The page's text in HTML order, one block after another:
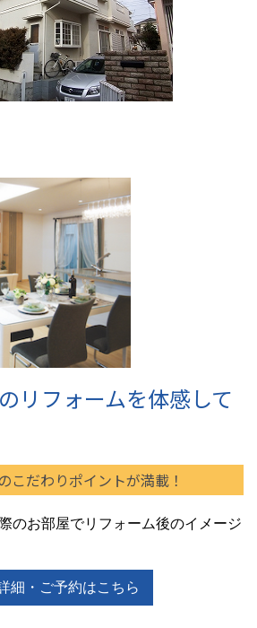
リフォームを体感して
こだわりポイントが満載！
のお部屋でリフォーム後のイメージ
細・ご予約はこちら